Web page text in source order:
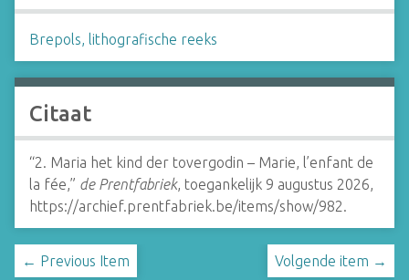
Brepols, lithografische reeks
Citaat
“2. Maria het kind der tovergodin – Marie, l’enfant de
la fée,” de Prentfabriek, toegankelijk 9 augustus 2026,
https://archief.prentfabriek.be/items/show/982.
← Previous Item Volgende item →